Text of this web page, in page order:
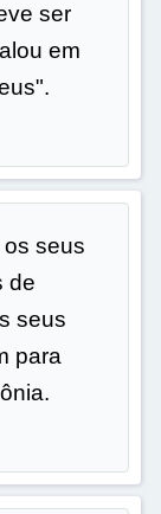
ser
em
seus
de
seus
para